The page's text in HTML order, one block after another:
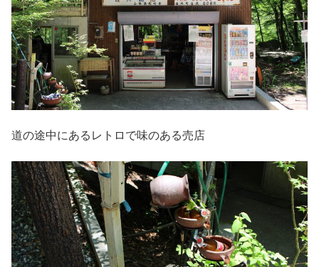
道の途中にあるレトロで味のある売店